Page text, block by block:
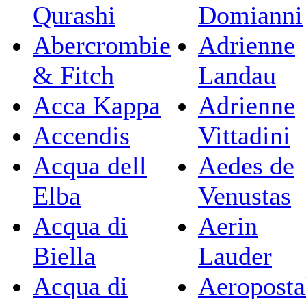
Qurashi
Abercrombie
& Fitch
Acca Kappa
Accendis
Acqua dell
Elba
Acqua di
Biella
Acqua di
Domianni
Adrienne
Landau
Adrienne
Vittadini
Aedes de
Venustas
Aerin
Lauder